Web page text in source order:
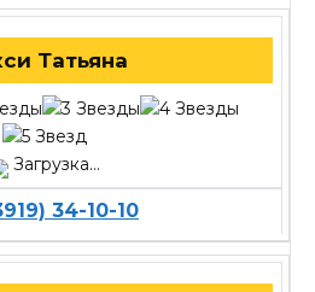
Татьяна
Загрузка...
34-10-10